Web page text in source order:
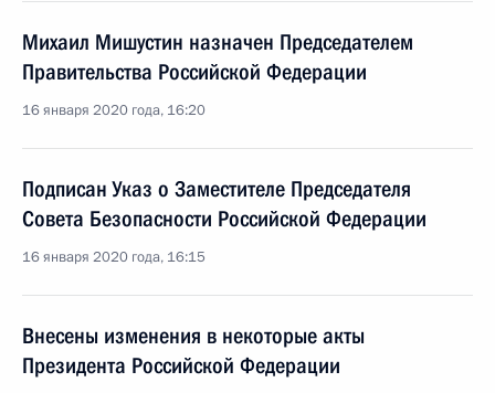
Михаил Мишустин назначен Председателем
Правительства Российской Федерации
16 января 2020 года, 16:20
Подписан Указ о Заместителе Председателя
Совета Безопасности Российской Федерации
16 января 2020 года, 16:15
Внесены изменения в некоторые акты
Президента Российской Федерации